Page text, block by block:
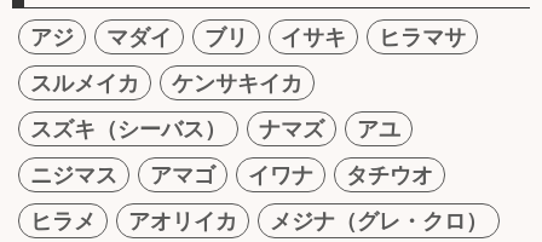
アジ マダイ ブリ イサキ
ヒラマサ
スルメイカ
ケンサキイカ
スズキ（シーバス）
ナマズ
アユ
ニジマス
アマゴ イワナ
タチウオ
ヒラメ
アオリイカ
メジナ（グレ・クロ）